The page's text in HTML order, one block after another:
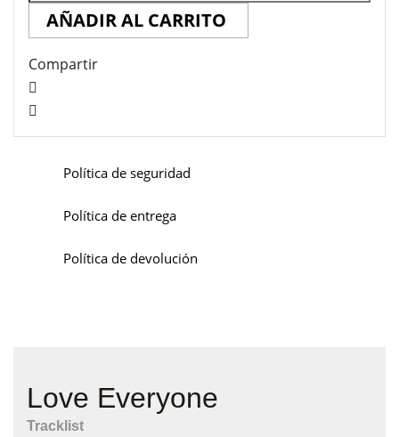
AÑADIR AL CARRITO
Compartir
Política de seguridad
Política de entrega
Política de devolución
Love Everyone
Tracklist